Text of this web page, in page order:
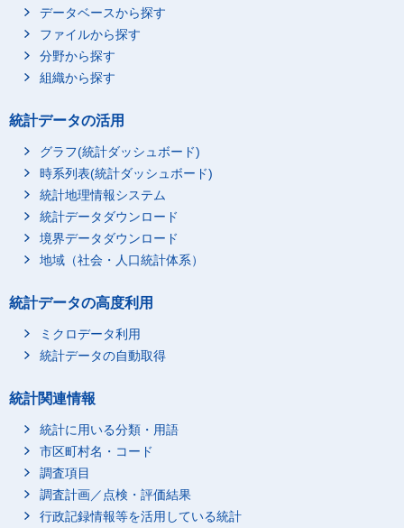
データベースから探す
ファイルから探す
分野から探す
組織から探す
統計データの活用
グラフ(統計ダッシュボード)
時系列表(統計ダッシュボード)
統計地理情報システム
統計データダウンロード
境界データダウンロード
地域（社会・人口統計体系）
統計データの高度利用
ミクロデータ利用
統計データの自動取得
統計関連情報
統計に用いる分類・用語
市区町村名・コード
調査項目
調査計画／点検・評価結果
行政記録情報等を活用している統計